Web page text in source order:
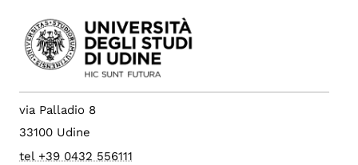
via Palladio 8
33100 Udine
tel +39 0432 556111